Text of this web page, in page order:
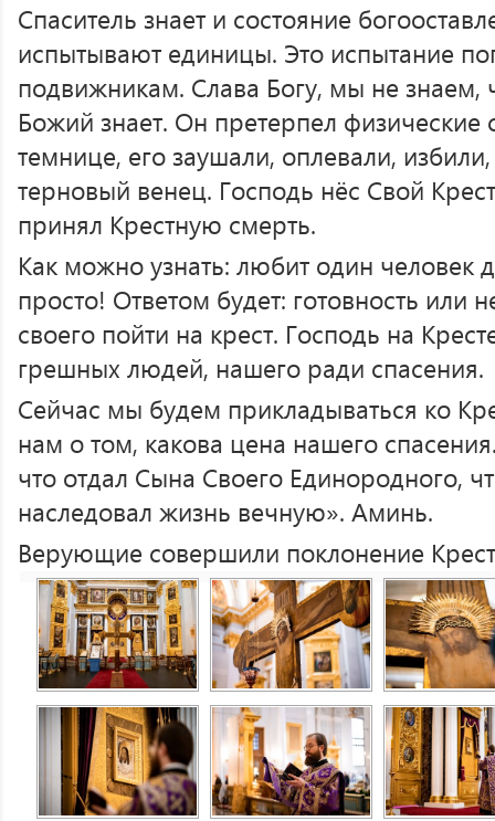
Спаситель знает и состояние
испытывают единицы. Это испытание
подвижникам. Слава Богу, мы не знаем,
Божий знает. Он претерпел физические
темнице, его заушали, оплевали,
терновый венец. Господь нёс Свой
принял Крестную смерть.
Как можно узнать: любит один человек
просто! Ответом будет: готовность или
своего пойти на крест. Господь на
грешных людей, нашего ради спасения.
Сейчас мы будем прикладываться ко
нам о том, какова цена нашего
что отдал Сына Своего Единородного,
наследовал жизнь вечную». Аминь.
Верующие совершили поклонение